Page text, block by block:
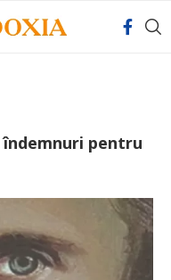
îndemnuri pentru